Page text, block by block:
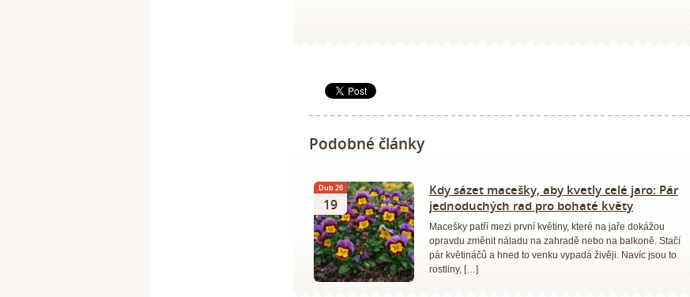
Podobné články
Dub 26
19
Kdy sázet macešky, aby kvetly celé jaro: Pár
jednoduchých rad pro bohaté květy
Macešky patří mezi první květiny, které na jaře dokážou
opravdu změnit náladu na zahradě nebo na balkoně. Stačí
pár květináčů a hned to venku vypadá živěji. Navíc jsou to
rostliny, […]